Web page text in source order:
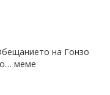
на Гонзо
меме